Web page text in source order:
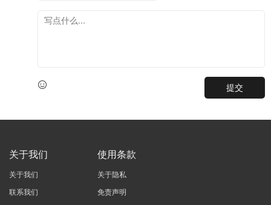
提交
关于我们
关于我们
联系我们
使用条款
关于隐私
免责声明